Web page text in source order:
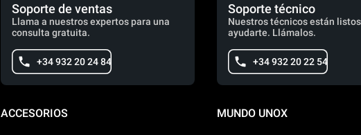
Soporte de ventas
Llama a nuestros expertos para una
consulta gratuita.
+34 932 20 24 84
Soporte técnico
Nuestros técnicos están
ayudarte. Llámalos.
+34 932 20 22 54
ACCESORIOS MUNDO UNOX